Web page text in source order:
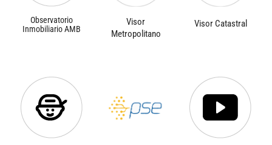
Observatorio
Inmobiliario AMB
Visor
Metropolitano
Visor Catastral